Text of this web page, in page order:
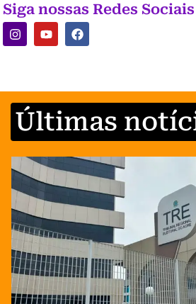
Siga nossas Redes Sociais
Últimas